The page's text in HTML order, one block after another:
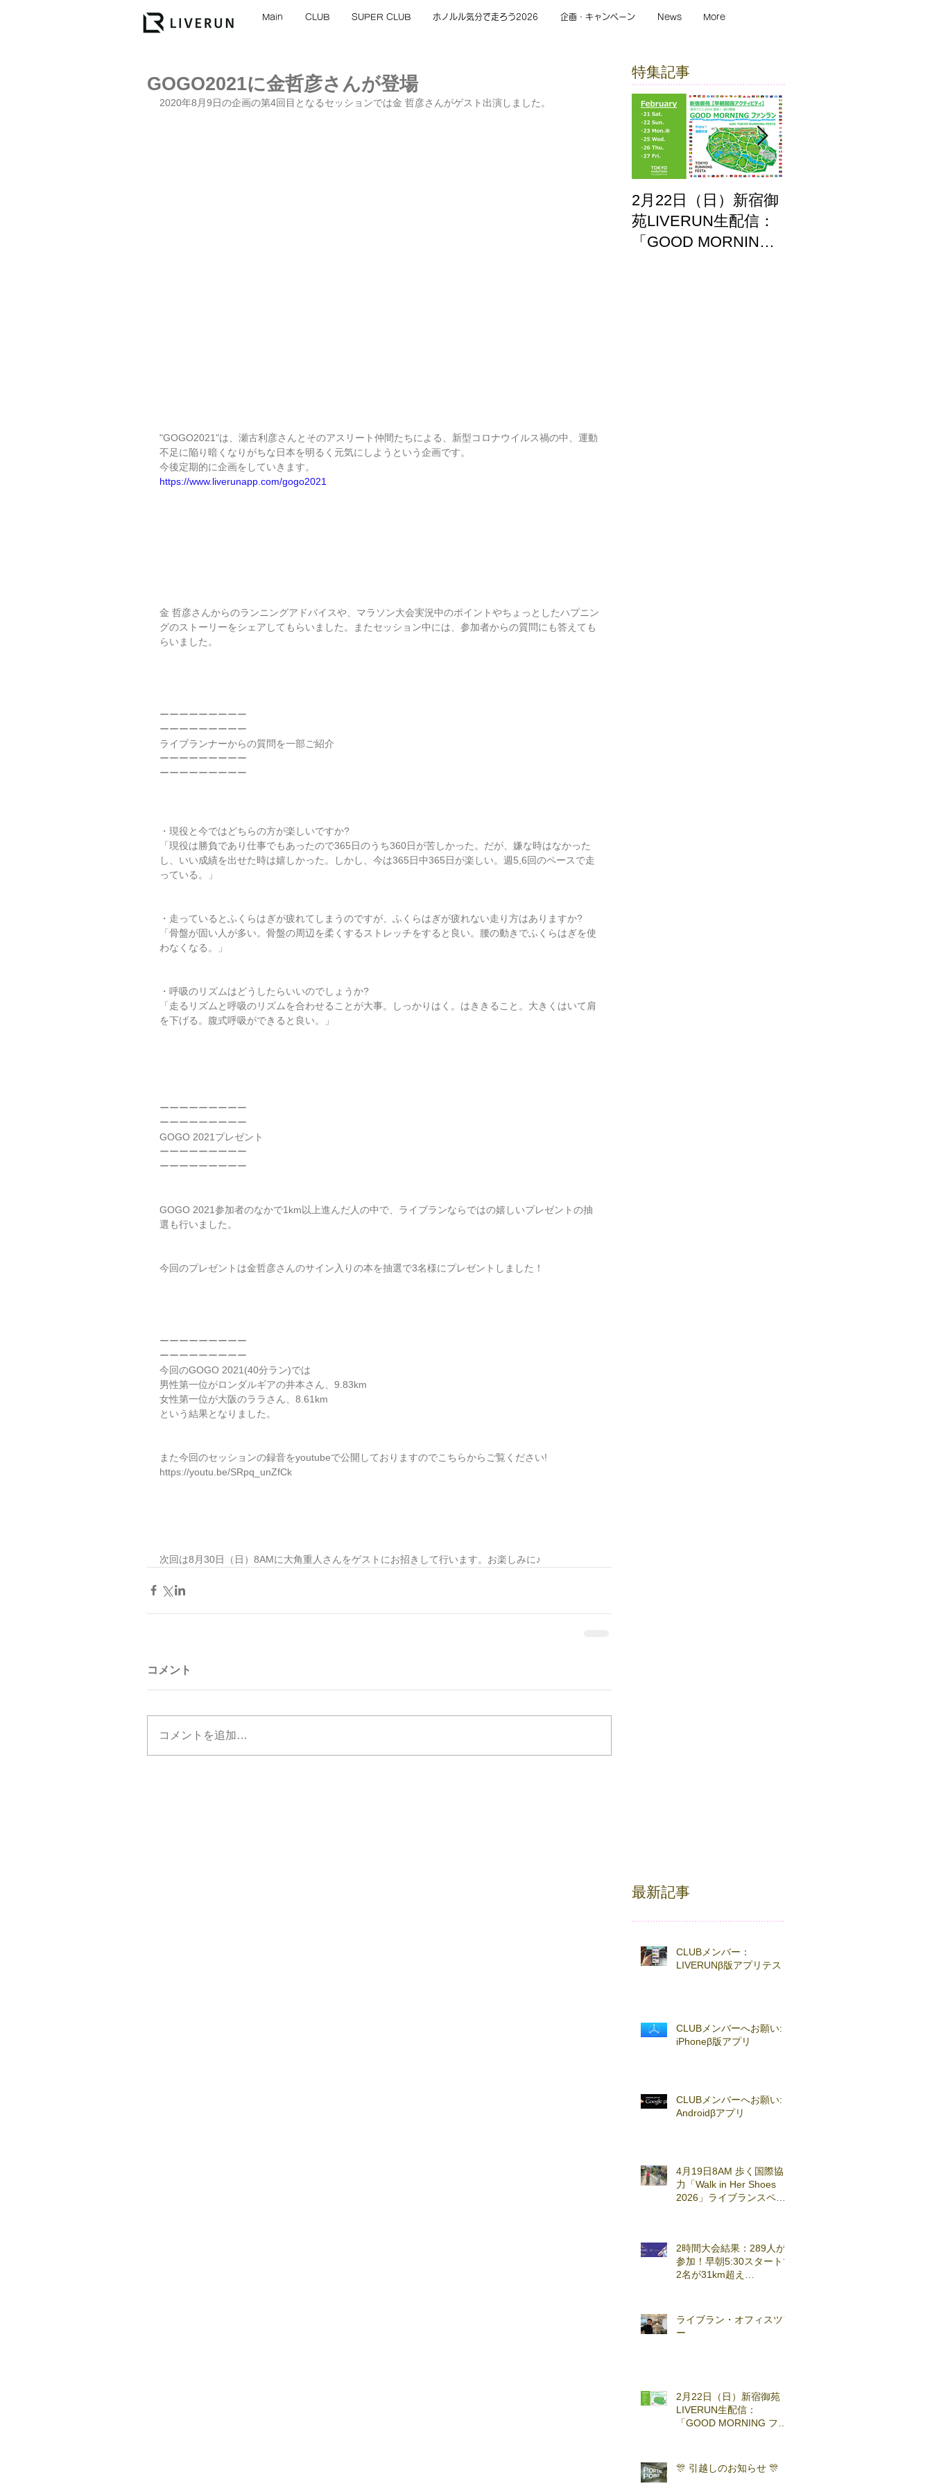
Main CLUB SUPER CLUB ホノルル気分で走ろう2026 企画・キャンペーン News More
GOGO2021に金哲彦さんが登場
2020年8月9日の企画の第4回目となるセッションでは金 哲彦さんがゲスト出演しました。
"GOGO2021"は、瀬古利彦さんとそのアスリート仲間たちによる、新型コロナウイルス禍の中、運動
不足に陥り暗くなりがちな日本を明るく元気にしようという企画です。
今後定期的に企画をしていきます。
https://www.liverunapp.com/gogo2021
金 哲彦さんからのランニングアドバイスや、マラソン大会実況中のポイントやちょっとしたハプニン
グのストーリーをシェアしてもらいました。またセッション中には、参加者からの質問にも答えても
らいました。
ーーーーーーーーー
ーーーーーーーーー
ライブランナーからの質問を一部ご紹介
ーーーーーーーーー
ーーーーーーーーー
・現役と今ではどちらの方が楽しいですか?
「現役は勝負であり仕事でもあったので365日のうち360日が苦しかった。だが、嫌な時はなかった
し、いい成績を出せた時は嬉しかった。しかし、今は365日中365日が楽しい。週5,6回のペースで走
っている。」
・走っているとふくらはぎが疲れてしまうのですが、ふくらはぎが疲れない走り方はありますか?
「骨盤が固い人が多い。骨盤の周辺を柔くするストレッチをすると良い。腰の動きでふくらはぎを使
わなくなる。」
・呼吸のリズムはどうしたらいいのでしょうか?
「走るリズムと呼吸のリズムを合わせることが大事。しっかりはく。はききること。大きくはいて肩
を下げる。腹式呼吸ができると良い。」
ーーーーーーーーー
ーーーーーーーーー
GOGO 2021プレゼント
ーーーーーーーーー
ーーーーーーーーー
GOGO 2021参加者のなかで1km以上進んだ人の中で、ライブランならではの嬉しいプレゼントの抽
選も行いました。
今回のプレゼントは金哲彦さんのサイン入りの本を抽選で3名様にプレゼントしました！
ーーーーーーーーー
ーーーーーーーーー
今回のGOGO 2021(40分ラン)では
男性第一位がロンダルギアの井本さん、9.83km
女性第一位が大阪のララさん、8.61km
という結果となりました。
また今回のセッションの録音をyoutubeで公開しておりますのでこちらからご覧ください!
https://youtu.be/SRpq_unZfCk
次回は8月30日（日）8AMに大角重人さんをゲストにお招きして行います。お楽しみに♪
コメント
コメントを追加…
特集記事
2月22日（日）新宿御
苑LIVERUN生配信：
「GOOD MORNING
最新記事
CLUBメンバー：
LIVERUNβ版アプリテスト
CLUBメンバーへお願い:
iPhoneβ版アプリ
CLUBメンバーへお願い:
Androidβアプリ
4月19日8AM 歩く国際協
力「Walk in Her Shoes
2026」ライブランスペシ
2時間大会結果：289人が
参加！早朝5:30スタートで
2名が31km超え
ライブラン・オフィスツア
ー
2月22日（日）新宿御苑
LIVERUN生配信：
「GOOD MORNING ファ
🎊 引越しのお知らせ 🎊